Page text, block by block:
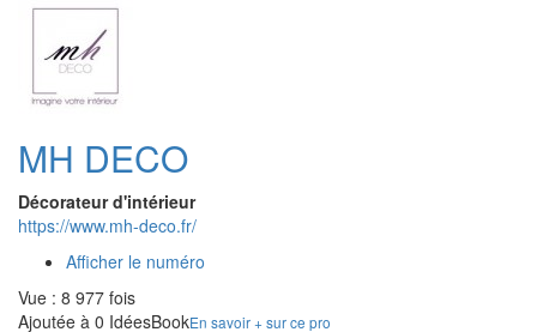
MH DECO
Décorateur d'intérieur
https://www.mh-deco.fr/
Afficher le numéro
Vue : 8 977 fois
Ajoutée à 0 IdéesBookEn savoir + sur ce pro